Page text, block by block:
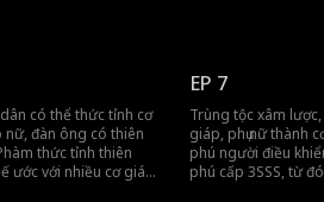
có thể thức tỉnh cơ
nữ, đàn ông có thiên
thức tỉnh thiên
ước với nhiều cơ giáp
EP 7
Trùng tộc xâm
giáp, phụ nữ thành
phú người điều
phú cấp 3SSS, từ